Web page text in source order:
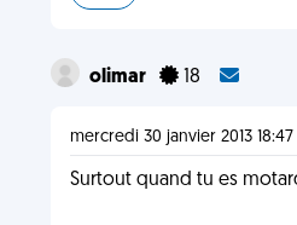
olimar 18
mercredi 30 janvier 2013 18:47
Surtout quand tu es